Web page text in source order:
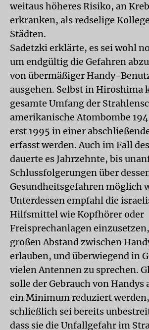
weitaus höheres Risiko, an
erkranken, als redselige
Städten.
Sadetzki erklärte, es sei wohl
um endgültig die Gefahren
von übermäßiger Handy-
ausgehen. Selbst in Hiroshima
gesamte Umfang der
amerikanische Atombombe
erst 1995 in einer
erfasst werden. Auch im Fall
dauerte es Jahrzehnte, bis
Schlussfolgerungen über
Gesundheitsgefahren möglich
Unterdessen empfahl die
Hilfsmittel wie Kopfhörer oder
Freisprechanlagen
großen Abstand zwischen
erlauben, und überwiegend in
vielen Antennen zu sprechen.
solle der Gebrauch von Handys
ein Minimum reduziert
schließlich sei bereits
dass sie die Unfallgefahr im